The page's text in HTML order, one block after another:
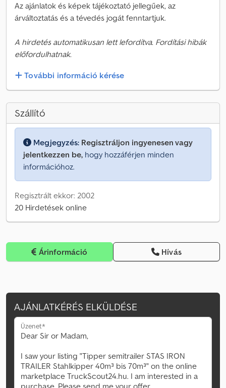
Az ajánlatok és képek tájékoztató jellegűek, az
árváltoztatás és a tévedés jogát fenntartjuk.
A hirdetés automatikusan lett lefordítva. Fordítási hibák
előfordulhatnak.
További információ kérése
Szállító
Megjegyzés: Regisztráljon ingyenesen vagy
jelentkezzen be, hogy hozzáférjen minden
információhoz.
Regisztrált ekkor: 2002
20 Hirdetések online
Árinformáció Hívás
AJÁNLATKÉRÉS ELKÜLDÉSE
Üzenet*